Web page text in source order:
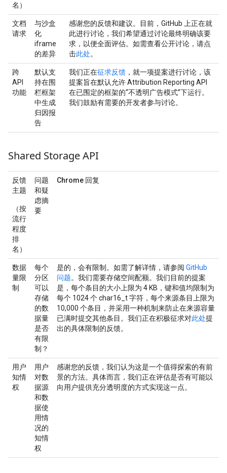
名）
文档
请求
与沙盒
化
iframe
的差异
感谢您的反馈和建议。目前，GitHub 上正在就
此进行讨论，我们希望通过讨论最终明确该要
求，以便全面评估。如需查看公开讨论，请点
击此处。
跨
API
功能
默认支
持在围
栏框架
中生成
归因报
告
我们正在征求反馈 ，就一项提案进行讨论，该
提案旨在默认允许 Attribution Reporting API
在已围定的框架的“不透明广告模式”下运行。
我们鼓励有需要的开发者参与讨论。
Shared Storage API
反馈
主题
（按
流行
程度
排
名）
问题
和疑
虑摘
要
Chrome 回复
数据
量限
制
每个
分区
可以
存储
的数
据量
是否
有限
制？
是的，会有限制。如需了解详情，请参阅 GitHub
问题。我们需要存储空间配额。我们目前的提案
是，每个条目的大小上限为 4 KB，键和值均限制为
每个 1024 个 char16_t 字符，每个来源条目上限为
10,000 个条目，并采用一种机制来防止在来源容量
已满时提交其他条目。我们正在积极征求对此处提
出的具体限制的反馈。
用户
知情
权
用户
对数
据源
和数
据使
用情
况的
知情
权
感谢您的反馈，我们认为这是一个值得探索的有前
景的方法。具体而言，我们正在评估是否有可能以
向用户提供充分透明度的方式实现这一点。